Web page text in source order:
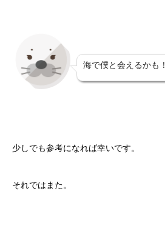
海で僕と会えるかも！
少しでも参考になれば幸いです。
それではまた。